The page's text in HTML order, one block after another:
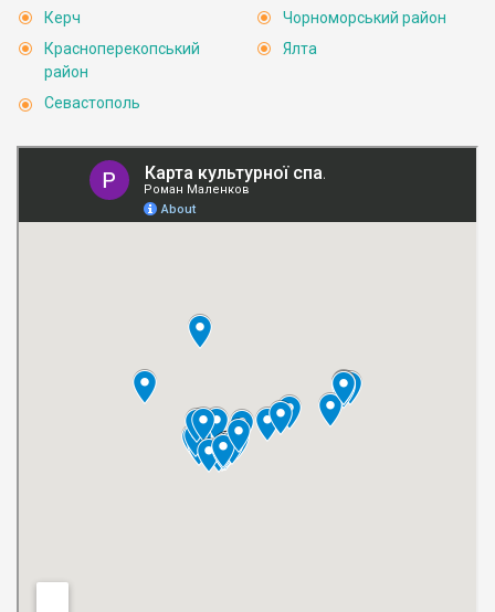
Керч
Красноперекопський
район
Севастополь
Чорноморський район
Ялта